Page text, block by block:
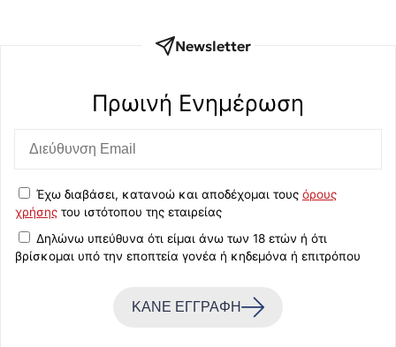
Newsletter
Πρωινή Eνημέρωση
Έχω διαβάσει, κατανοώ και αποδέχομαι τους όρους
χρήσης του ιστότοπου της εταιρείας
Δηλώνω υπεύθυνα ότι είμαι άνω των 18 ετών ή ότι
βρίσκομαι υπό την εποπτεία γονέα ή κηδεμόνα ή επιτρόπου
ΚΑΝΕ ΕΓΓΡΑΦΗ